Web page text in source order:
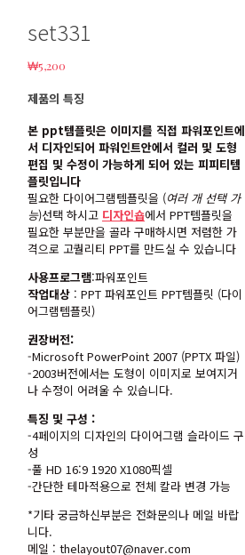
set331
₩5,200
제품의 특징
본 ppt템플릿은 이미지를 직접 파워포인트에
서 디자인되어 파워인트안에서 컬러 및 도형
편집 및 수정이 가능하게 되어 있는 피피티템
플릿입니다
필요한 다이어그램템플릿을 (여러 개 선택 가
능)선택 하시고 디자인숍에서 PPT템플릿을
필요한 부분만을 골라 구매하시면 저렴한 가
격으로 고퀄리티 PPT를 만드실 수 있습니다
사용프로그램:파워포인트
작업대상 : PPT 파워포인트 PPT템플릿 (다이
어그램템플릿)
권장버전:
-Microsoft PowerPoint 2007 (PPTX 파일)
-2003버전에서는 도형이 이미지로 보여지거
나 수정이 어려울 수 있습니다.
특징 및 구성 :
-4페이지의 디자인의 다이어그램 슬라이드 구
성
-풀 HD 16:9 1920 X1080픽셀
-간단한 테마적용으로 전체 칼라 변경 가능
*기타 궁금하신부분은 전화문의나 메일 바랍
니다.
메일 : thelayout07@naver.com